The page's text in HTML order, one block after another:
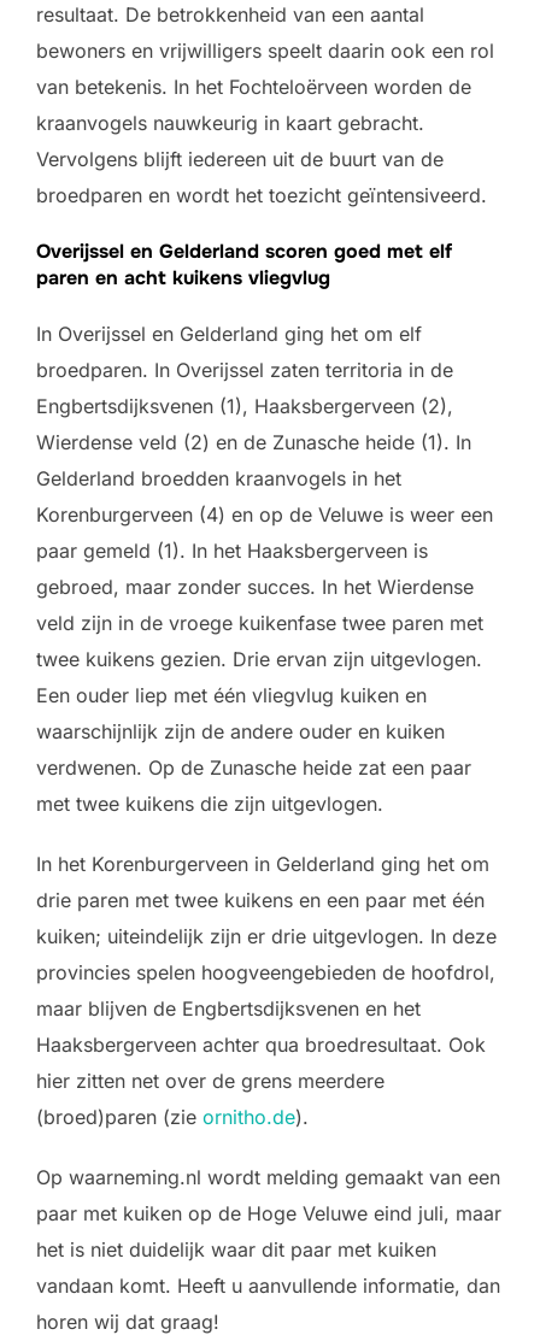
resultaat. De betrokkenheid van een aantal
bewoners en vrijwilligers speelt daarin ook een rol
van betekenis. In het Fochteloërveen worden de
kraanvogels nauwkeurig in kaart gebracht.
Vervolgens blijft iedereen uit de buurt van de
broedparen en wordt het toezicht geïntensiveerd.
Overijssel en Gelderland scoren goed met elf
paren en acht kuikens vliegvlug
In Overijssel en Gelderland ging het om elf
broedparen. In Overijssel zaten territoria in de
Engbertsdijksvenen (1), Haaksbergerveen (2),
Wierdense veld (2) en de Zunasche heide (1). In
Gelderland broedden kraanvogels in het
Korenburgerveen (4) en op de Veluwe is weer een
paar gemeld (1). In het Haaksbergerveen is
gebroed, maar zonder succes. In het Wierdense
veld zijn in de vroege kuikenfase twee paren met
twee kuikens gezien. Drie ervan zijn uitgevlogen.
Een ouder liep met één vliegvlug kuiken en
waarschijnlijk zijn de andere ouder en kuiken
verdwenen. Op de Zunasche heide zat een paar
met twee kuikens die zijn uitgevlogen.
In het Korenburgerveen in Gelderland ging het om
drie paren met twee kuikens en een paar met één
kuiken; uiteindelijk zijn er drie uitgevlogen. In deze
provincies spelen hoogveengebieden de hoofdrol,
maar blijven de Engbertsdijksvenen en het
Haaksbergerveen achter qua broedresultaat. Ook
hier zitten net over de grens meerdere
(broed)paren (zie ornitho.de).
Op waarneming.nl wordt melding gemaakt van een
paar met kuiken op de Hoge Veluwe eind juli, maar
het is niet duidelijk waar dit paar met kuiken
vandaan komt. Heeft u aanvullende informatie, dan
horen wij dat graag!